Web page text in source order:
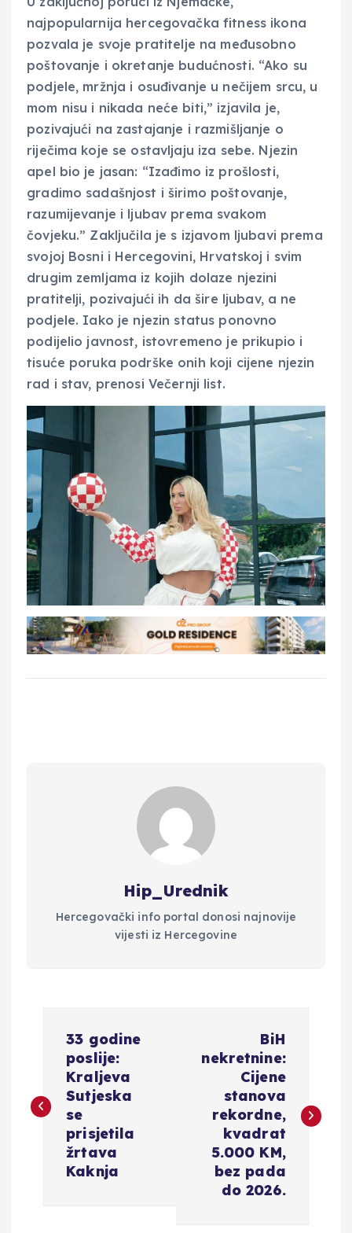
najpopularnija hercegovačka fitness ikona
pozvala je svoje pratitelje na međusobno
poštovanje i okretanje budućnosti. “Ako su
podjele, mržnja i osuđivanje u nečijem srcu, u
mom nisu i nikada neće biti,” izjavila je,
pozivajući na zastajanje i razmišljanje o
riječima koje se ostavljaju iza sebe. Njezin
apel bio je jasan: “Izađimo iz prošlosti,
gradimo sadašnjost i širimo poštovanje,
razumijevanje i ljubav prema svakom
čovjeku.” Zaključila je s izjavom ljubavi prema
svojoj Bosni i Hercegovini, Hrvatskoj i svim
drugim zemljama iz kojih dolaze njezini
pratitelji, pozivajući ih da šire ljubav, a ne
podjele. Iako je njezin status ponovno
podijelio javnost, istovremeno je prikupio i
tisuće poruka podrške onih koji cijene njezin
rad i stav, prenosi Večernji list.
Hip_Urednik
Hercegovački info portal donosi najnovije
vijesti iz Hercegovine
v
33 godine
poslije:
Kraljeva
Sutjeska
se
prisjetila
žrtava
Kaknja
BiH
nekretnine:
Cijene
stanova
rekordne,
kvadrat
5.000 KM,
bez pada
do 2026.